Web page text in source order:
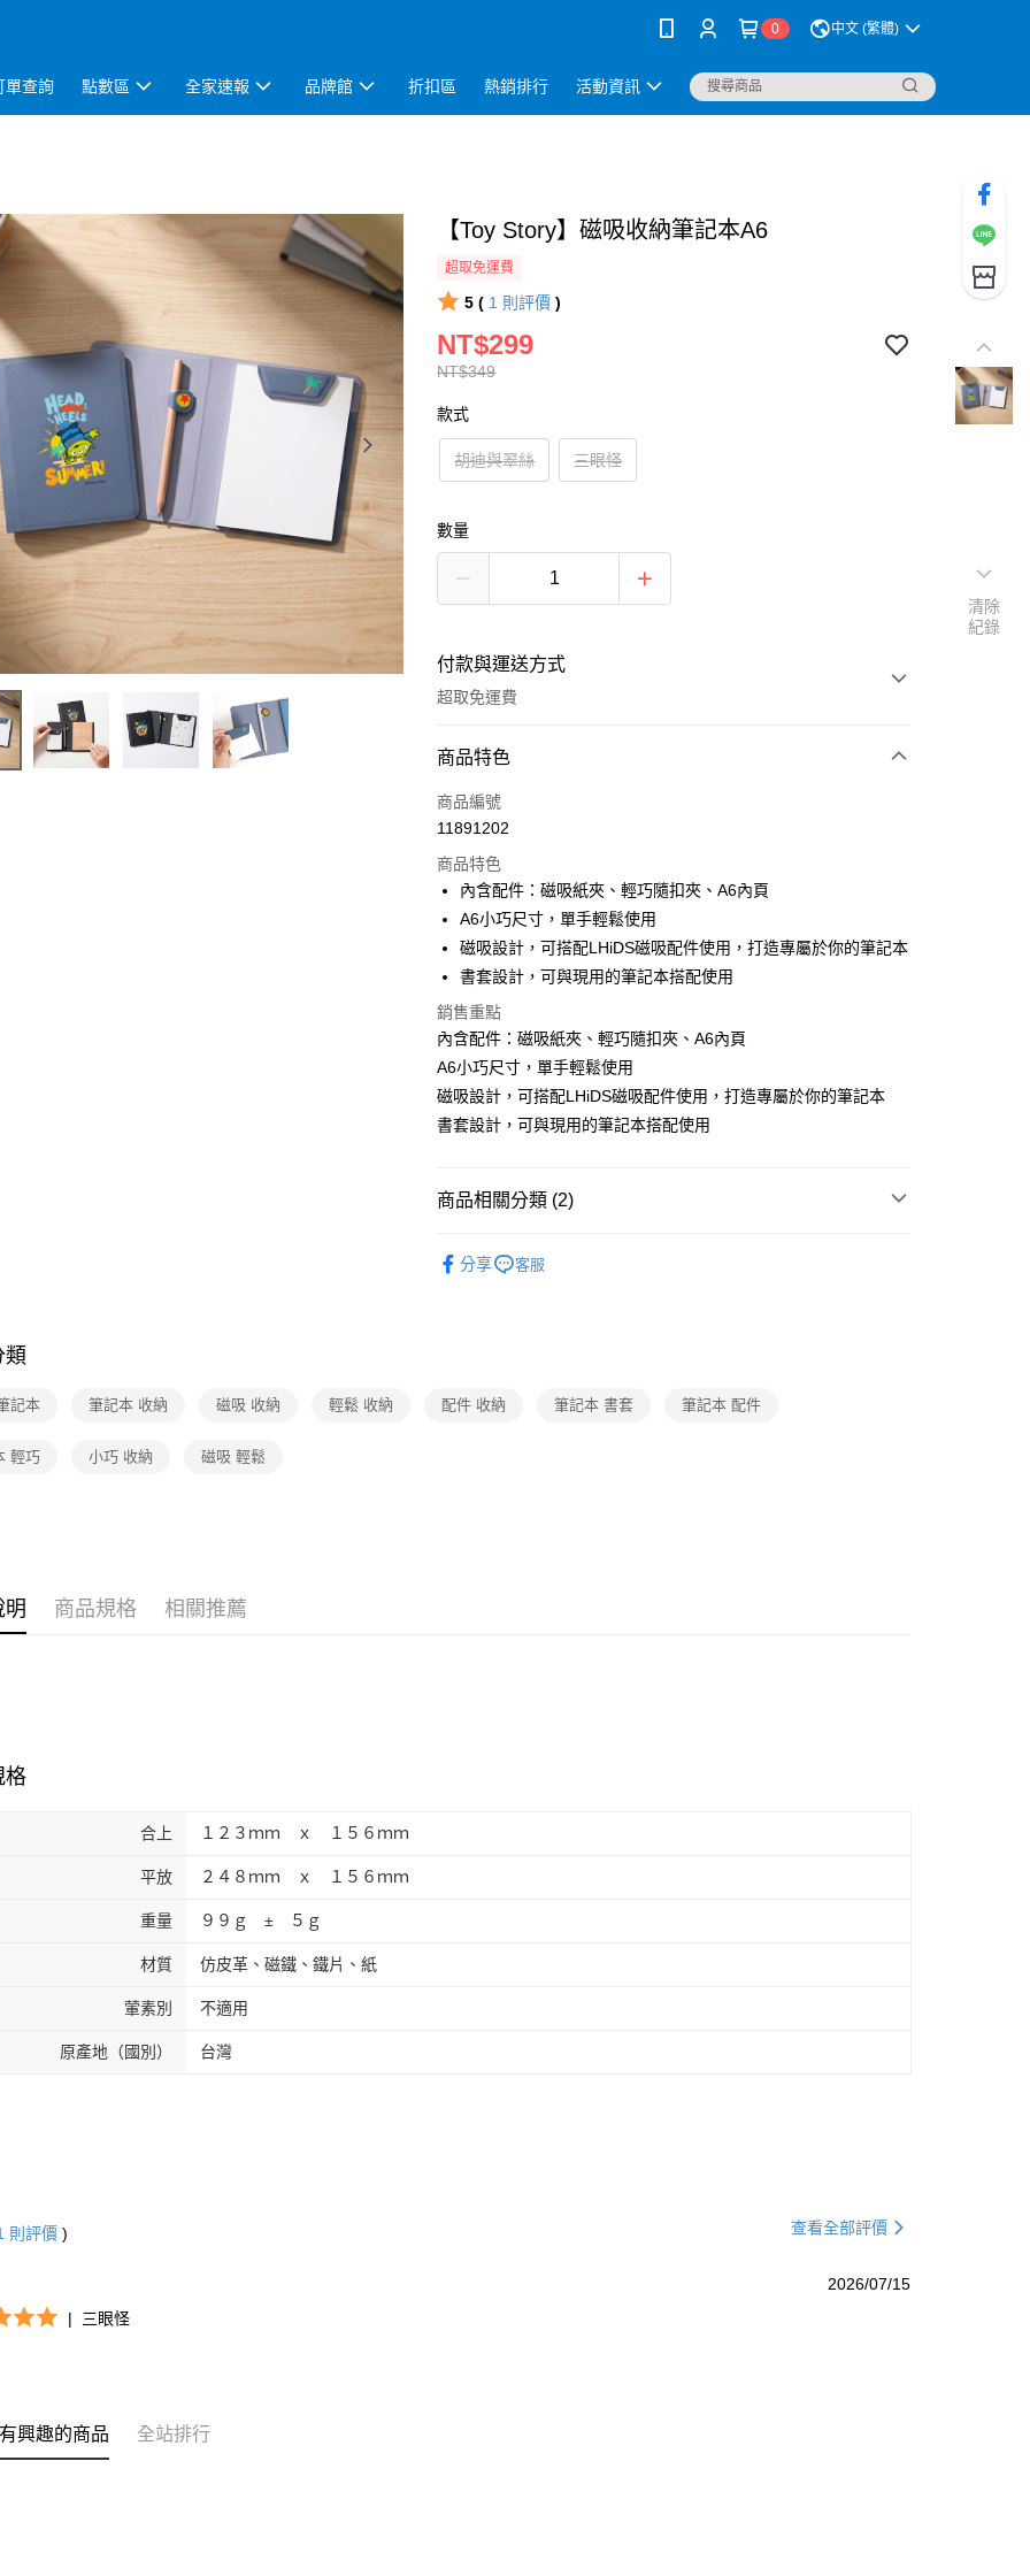
0 中文 (繁體)
單查詢 點數區 全家速報 品牌館 折扣區 熱銷排行 活動資訊
【Toy Story】磁吸收納筆記本A6
超取免運費
5 ( 1 則評價 )
NT$349
NT$299
款式
胡迪與翠絲 三眼怪
數量
付款與運送方式
超取免運費
付款方式
全家線上支付
運送方式
全家取貨付款
免運費
常溫-付款後全家取貨
免運費
商品特色
商品編號
11891202
商品特色
內含配件：磁吸紙夾、輕巧隨扣夾、A6內頁
A6小巧尺寸，單手輕鬆使用
磁吸設計，可搭配LHiDS磁吸配件使用，打造專屬於你的筆記本
書套設計，可與現用的筆記本搭配使用
銷售重點
內含配件：磁吸紙夾、輕巧隨扣夾、A6內頁
A6小巧尺寸，單手輕鬆使用
磁吸設計，可搭配LHiDS磁吸配件使用，打造專屬於你的筆記本
書套設計，可與現用的筆記本搭配使用
商品相關分類 (2)
分享 客服
類
記本 筆記本 收納 磁吸 收納 輕鬆 收納 配件 收納 筆記本 書套 筆記本 配件
輕巧 小巧 收納 磁吸 輕鬆
明 商品規格 相關推薦
格
合上 １２３ｍｍ ｘ １５６ｍｍ
平放 ２４８ｍｍ ｘ １５６ｍｍ
重量 ９９ｇ ± ５ｇ
材質 仿皮革、磁鐵、鐵片、紙
葷素別 不適用
原產地（國別） 台灣
則評價 ) 查看全部評價
2026/07/15
|
三眼怪
興趣的商品 全站排行
清除
紀錄